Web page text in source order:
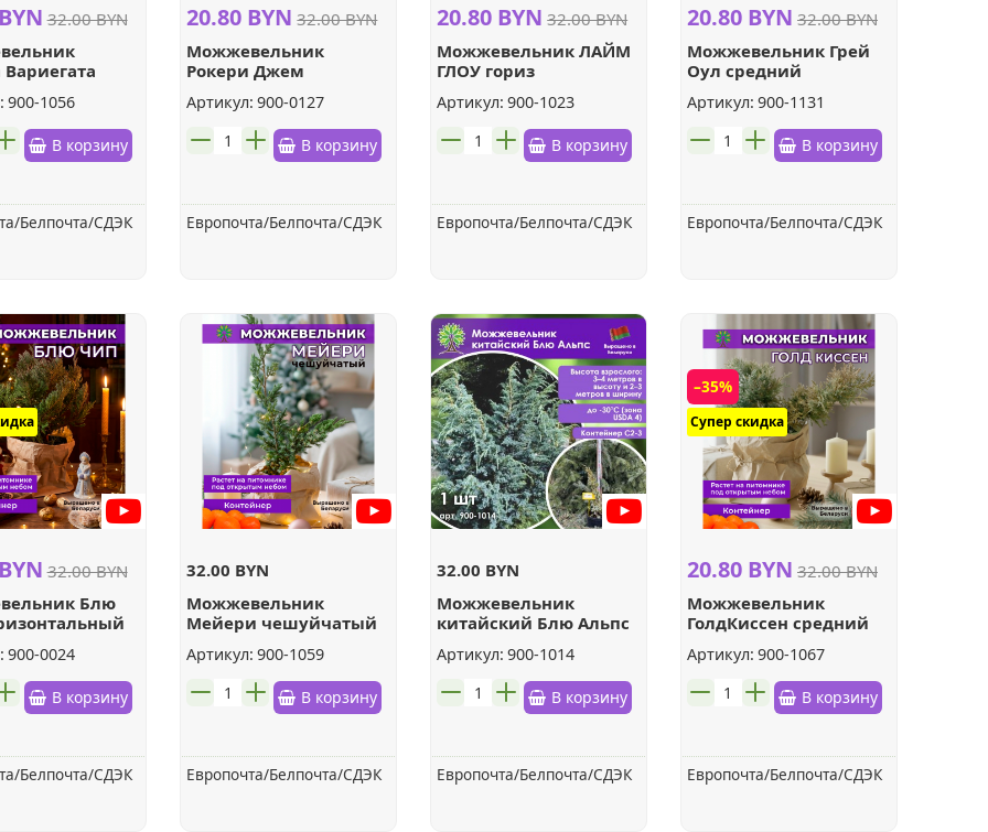
32.00 BYN
900-1056
В корзину
Белпочта/СДЭК
20.80 BYN 32.00 BYN
Можжевельник
Рокери Джем
Артикул: 900-0127
шт. В корзину
Европочта/Белпочта/СДЭК
20.80 BYN 32.00 BYN
Можжевельник ЛАЙМ
ГЛОУ гориз
Артикул: 900-1023
шт. В корзину
Европочта/Белпочта/СДЭК
20.80 BYN 32.00 BYN
Можжевельник Грей
Оул средний
Артикул: 900-1131
шт. В корзину
Европочта/Белпочта/СДЭК
32.00 BYN
Блю
900-0024
В корзину
Белпочта/СДЭК
32.00 BYN
Можжевельник
Мейери чешуйчатый
Артикул: 900-1059
шт. В корзину
Европочта/Белпочта/СДЭК
32.00 BYN
Можжевельник
китайский Блю Альпс
Артикул: 900-1014
шт. В корзину
Европочта/Белпочта/СДЭК
–35%
Супер скидка
20.80 BYN 32.00 BYN
Можжевельник
ГолдКиссен средний
Артикул: 900-1067
шт. В корзину
Европочта/Белпочта/СДЭК